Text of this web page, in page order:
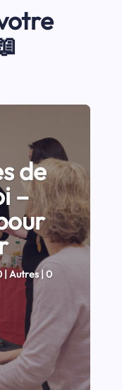
de
–
|Autres| 0